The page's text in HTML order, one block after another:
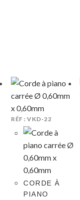
RÉF : VKD-22
CORDE À
PIANO